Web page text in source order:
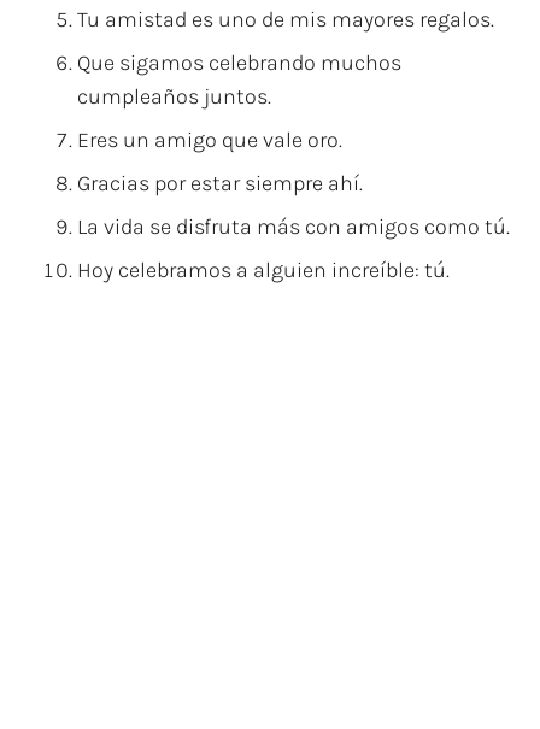
Tu amistad es uno de mis mayores regalos.
Que sigamos celebrando muchos
cumpleaños juntos.
Eres un amigo que vale oro.
Gracias por estar siempre ahí.
La vida se disfruta más con amigos como tú.
Hoy celebramos a alguien increíble: tú.